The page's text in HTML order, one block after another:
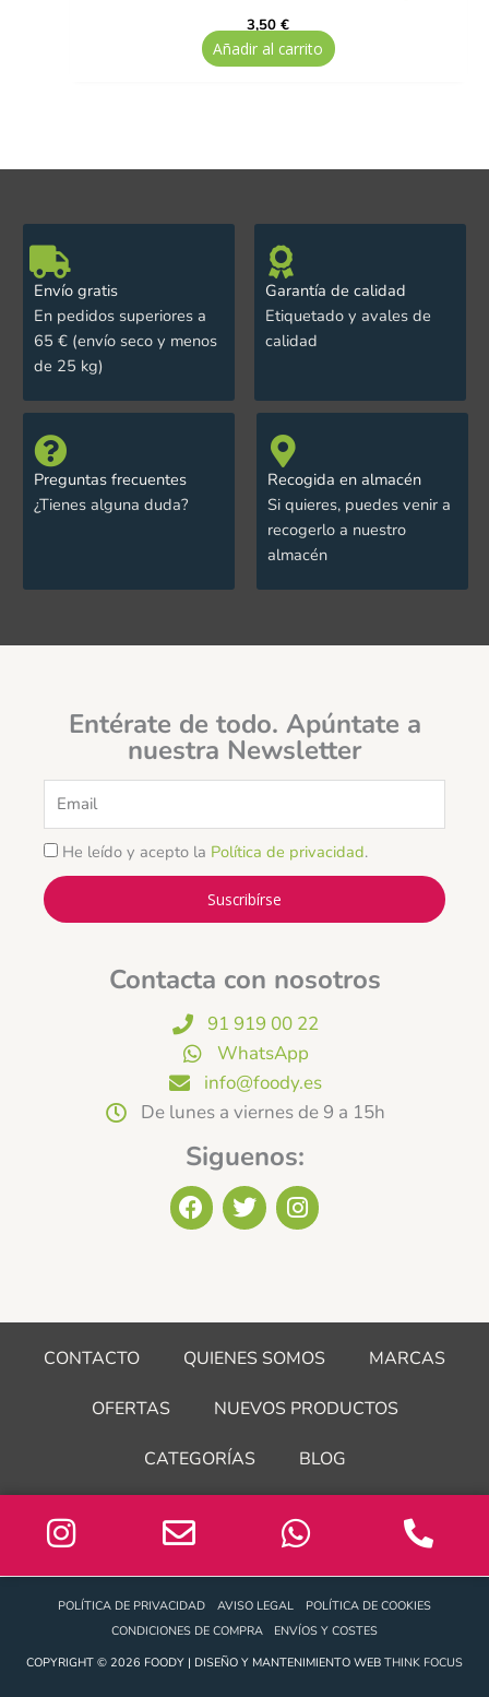
3,50€
Añadir al carrito
Envío gratis
En pedidos superiores a
65 € (envío seco y menos
de 25 kg)
Garantía de calidad
Etiquetado y avales de
calidad
Preguntas frecuentes
¿Tienes alguna duda?
Recogida en almacén
Si quieres, puedes venir a
recogerlo a nuestro
almacén
Entérate de todo. Apúntate a
nuestra Newsletter
He leído y acepto la Política de privacidad.
Suscribírse
Contacta con nosotros
91 919 00 22
WhatsApp
info@foody.es
De lunes a viernes de 9 a 15h
Siguenos:
F
a
o
k
T
w
e
I
n
g
a
CONTACTO QUIENES SOMOS MARCAS
OFERTAS NUEVOS PRODUCTOS
CATEGORÍAS BLOG
POLÍTICA DE PRIVACIDAD AVISO LEGAL
POLÍTICA DE COOKIES
CONDICIONES DE COMPRA
ENVÍOS Y COSTES
COPYRIGHT © 2026 FOODY | DISEÑO Y MANTENIMIENTO WEB THINK FOCUS